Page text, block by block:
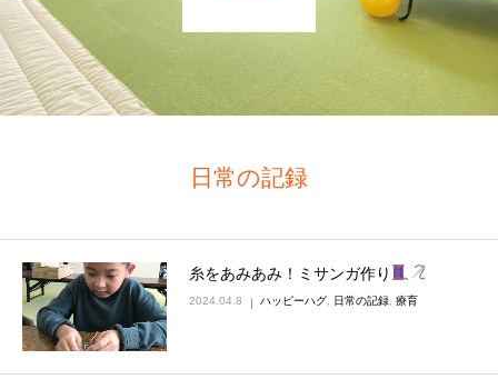
日常の記録
糸をあみあみ！ミサンガ作り
2024.04.8 ハッピーハグ 日常の記録 療育
施設紹介
求人情報